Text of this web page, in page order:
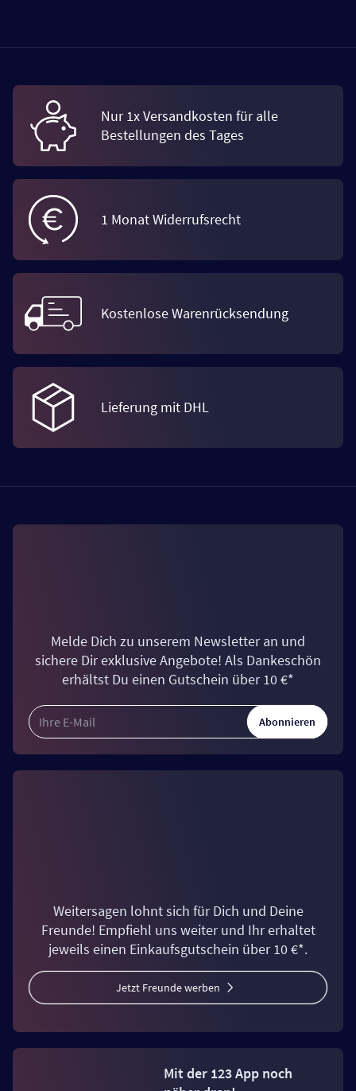
Nur 1x Versandkosten für alle
Bestellungen des Tages
1 Monat Widerrufsrecht
Kostenlose Warenrücksendung
Lieferung mit DHL
Melde Dich zu unserem Newsletter an und
sichere Dir exklusive Angebote! Als Dankeschön
erhältst Du einen Gutschein über 10 €*
Abonnieren
Weitersagen lohnt sich für Dich und Deine
Freunde! Empfiehl uns weiter und Ihr erhaltet
jeweils einen Einkaufsgutschein über 10 €*.
Jetzt Freunde werben
Mit der 123 App noch